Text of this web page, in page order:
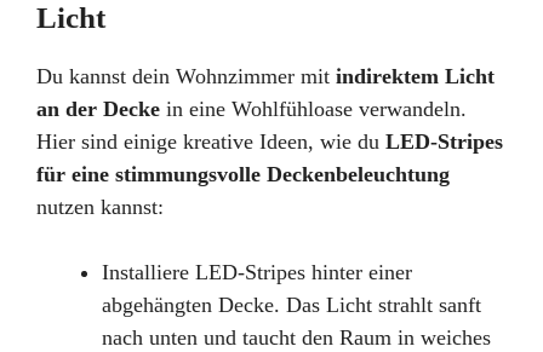
Licht
Du kannst dein Wohnzimmer mit indirektem Licht
an der Decke in eine Wohlfühloase verwandeln.
Hier sind einige kreative Ideen, wie du LED-Stripes
für eine stimmungsvolle Deckenbeleuchtung
nutzen kannst:
Installiere LED-Stripes hinter einer
abgehängten Decke. Das Licht strahlt sanft
nach unten und taucht den Raum in weiches